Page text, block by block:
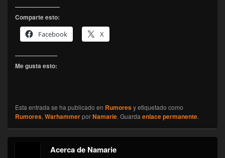
Comparte esto:
Facebook
X
Me gusta esto:
Esta entrada se ha publicado en Rumoresy etiquetado como
Rumores,WarhammerporNamarie. Guardaenlace permanente.
Acerca de Namarie